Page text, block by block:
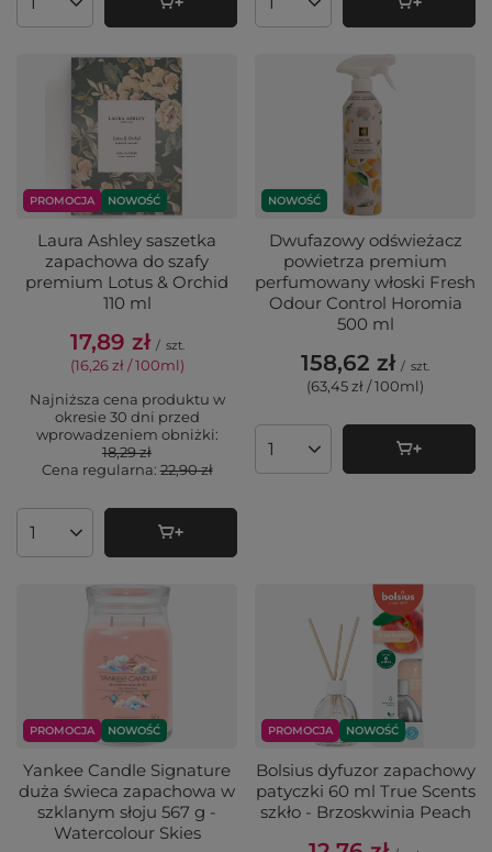
Ilość produktów Ilość produktów
PROMOCJA NOWOŚĆ
Laura Ashley saszetka
zapachowa do szafy
premium Lotus & Orchid
110 ml
17,89 zł / szt.
(16,26 zł / 100ml)
Najniższa cena produktu w
okresie 30 dni przed
wprowadzeniem obniżki:
18,29 zł
Cena regularna:22,90 zł
Ilość produktów
NOWOŚĆ
Dwufazowy odświeżacz
powietrza premium
perfumowany włoski Fresh
Odour Control Horomia
500 ml
158,62 zł / szt.
(63,45 zł / 100ml)
Ilość produktów
PROMOCJA NOWOŚĆ
Yankee Candle Signature
duża świeca zapachowa w
szklanym słoju 567 g -
Watercolour Skies
PROMOCJA NOWOŚĆ
Bolsius dyfuzor zapachowy
patyczki 60 ml True Scents
szkło - Brzoskwinia Peach